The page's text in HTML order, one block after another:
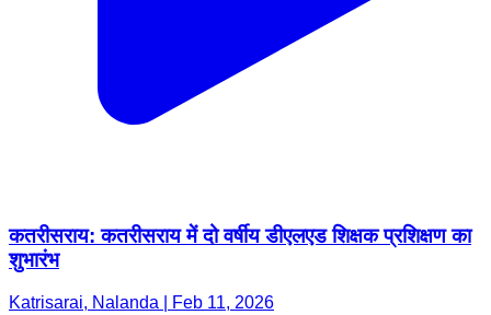
कतरीसराय: कतरीसराय में दो वर्षीय डीएलएड शिक्षक प्रशिक्षण का
शुभारंभ
Katrisarai, Nalanda | Feb 11, 2026